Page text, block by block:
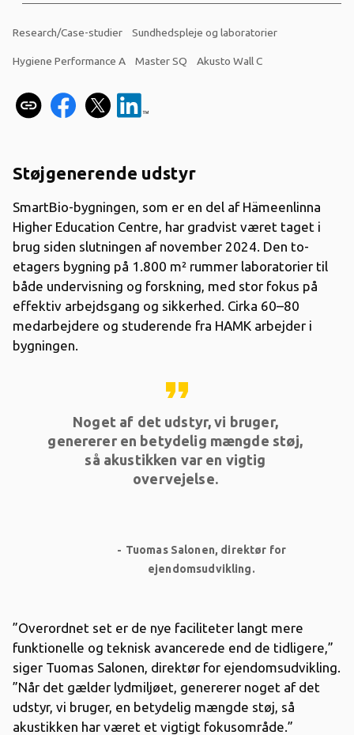
Research/Case-studier Sundhedspleje og laboratorier
Hygiene Performance A Master SQ Akusto Wall C
Støjgenerende udstyr
SmartBio-bygningen, som er en del af Hämeenlinna
Higher Education Centre, har gradvist været taget i
brug siden slutningen af november 2024. Den to-
etagers bygning på 1.800 m² rummer laboratorier til
både undervisning og forskning, med stor fokus på
effektiv arbejdsgang og sikkerhed. Cirka 60–80
medarbejdere og studerende fra HAMK arbejder i
bygningen.
format_quote
Noget af det udstyr, vi bruger,
genererer en betydelig mængde støj,
så akustikken var en vigtig
overvejelse.
Tuomas Salonen, direktør for
ejendomsudvikling.
”Overordnet set er de nye faciliteter langt mere
funktionelle og teknisk avancerede end de tidligere,”
siger Tuomas Salonen, direktør for ejendomsudvikling.
”Når det gælder lydmiljøet, genererer noget af det
udstyr, vi bruger, en betydelig mængde støj, så
akustikken har været et vigtigt fokusområde.”